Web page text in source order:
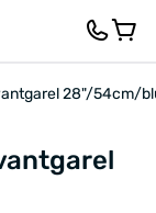
28"/54cm/
FEEDBACK AND